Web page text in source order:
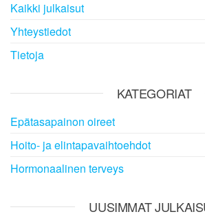
Kaikki julkaisut
Yhteystiedot
Tietoja
KATEGORIAT
Epätasapainon oireet
Hoito- ja elintapavaihtoehdot
Hormonaalinen terveys
UUSIMMAT